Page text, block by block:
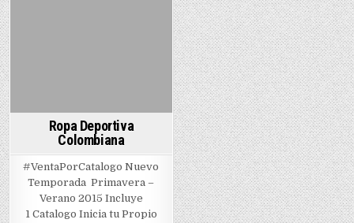
Ropa Deportiva
Colombiana
#VentaPorCatalogo Nuevo
Temporada Primavera –
Verano 2015 Incluye
1 Catalogo Inicia tu Propio